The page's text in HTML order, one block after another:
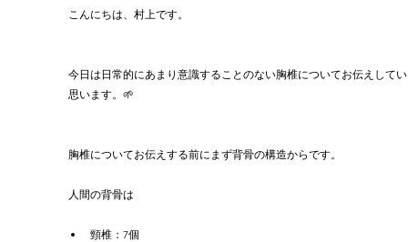
こんにちは、村上です。
今日は日常的にあまり意識することのない胸椎についてお伝えして
思います。🌱
胸椎についてお伝えする前にまず背骨の構造からです。
人間の背骨は
頸椎：7個